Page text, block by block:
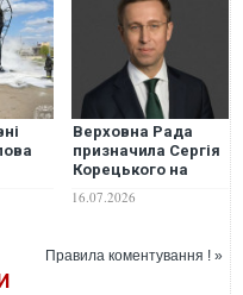
від
Верховна Рада
призначила Сергія
Корецького на
посаду прем'єр-
міністра України
16.07.2026
Правила коментування ! »